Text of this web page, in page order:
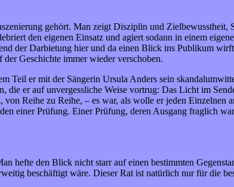
gehört. Man zeigt Disziplin und
den eigenen Einsatz und agiert sodann in einem
der Darbietung hier und da einen Blick ins Publikum
Geschichte immer wieder verschoben.
Teil er mit der Sängerin Ursula Anders sein
er auf unvergessliche Weise vortrug: Das Licht im
Reihe zu Reihe, – es war, als wolle er jeden Einzelnen
einer Prüfung. Einer Prüfung, deren Ausgang fraglich
hefte den Blick nicht starr auf einen bestimmten
beschäftigt wäre. Dieser Rat ist natürlich nur für die